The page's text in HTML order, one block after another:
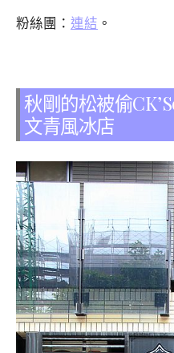
粉絲團： 連結 。
秋剛的松被偷
文青風冰店